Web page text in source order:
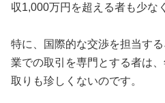
収1,000万円を超える者も少な
特に、国際的な交渉を担当す
業での取引を専門とする者は
取りも珍しくないのです。